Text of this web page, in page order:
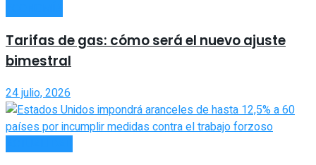
Tarifas de gas: cómo será el nuevo ajuste
bimestral
24 julio, 2026